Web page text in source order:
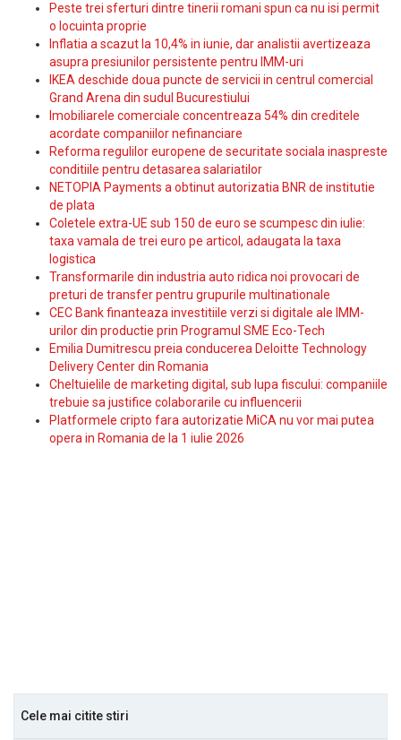
Peste trei sferturi dintre tinerii romani spun ca nu isi permit
o locuinta proprie
Inflatia a scazut la 10,4% in iunie, dar analistii avertizeaza
asupra presiunilor persistente pentru IMM-uri
IKEA deschide doua puncte de servicii in centrul comercial
Grand Arena din sudul Bucurestiului
Imobiliarele comerciale concentreaza 54% din creditele
acordate companiilor nefinanciare
Reforma regulilor europene de securitate sociala inaspreste
conditiile pentru detasarea salariatilor
NETOPIA Payments a obtinut autorizatia BNR de institutie
de plata
Coletele extra-UE sub 150 de euro se scumpesc din iulie:
taxa vamala de trei euro pe articol, adaugata la taxa
logistica
Transformarile din industria auto ridica noi provocari de
preturi de transfer pentru grupurile multinationale
CEC Bank finanteaza investitiile verzi si digitale ale IMM-
urilor din productie prin Programul SME Eco-Tech
Emilia Dumitrescu preia conducerea Deloitte Technology
Delivery Center din Romania
Cheltuielile de marketing digital, sub lupa fiscului: companiile
trebuie sa justifice colaborarile cu influencerii
Platformele cripto fara autorizatie MiCA nu vor mai putea
opera in Romania de la 1 iulie 2026
Cele mai citite stiri